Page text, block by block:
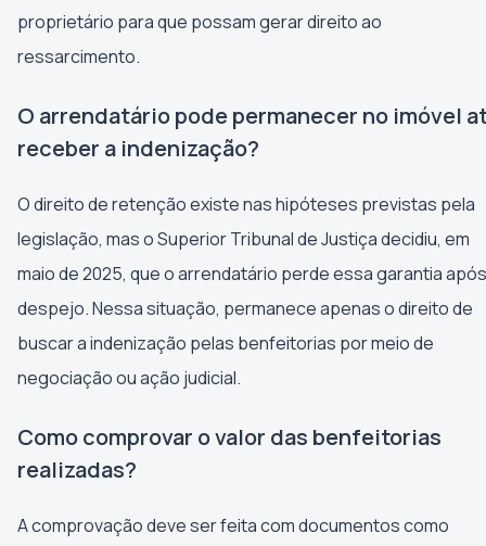
proprietário para que possam gerar direito ao
ressarcimento.
O arrendatário pode permanecer no imóvel
receber a indenização?
O direito de retenção existe nas hipóteses previstas pela
legislação, mas o Superior Tribunal de Justiça decidiu, em
maio de 2025, que o arrendatário perde essa garantia
despejo. Nessa situação, permanece apenas o direito de
buscar a indenização pelas benfeitorias por meio de
negociação ou ação judicial.
Como comprovar o valor das benfeitorias
realizadas?
A comprovação deve ser feita com documentos como